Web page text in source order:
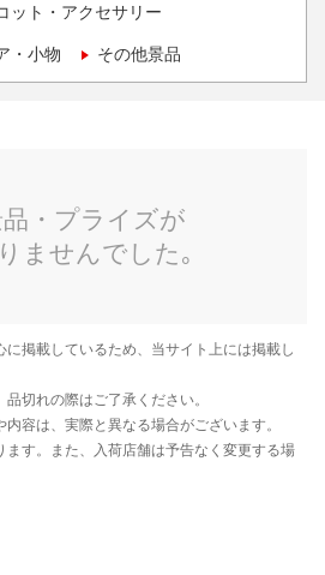
ット・アクセサリー
・小物 その他景品